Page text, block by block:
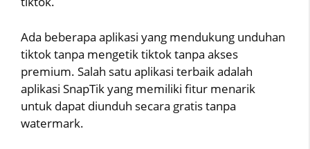
Ada beberapa aplikasi yang mendukung unduhan
tiktok tanpa mengetik tiktok tanpa akses
premium. Salah satu aplikasi terbaik adalah
aplikasi SnapTik yang memiliki fitur menarik
untuk dapat diunduh secara gratis tanpa
watermark.